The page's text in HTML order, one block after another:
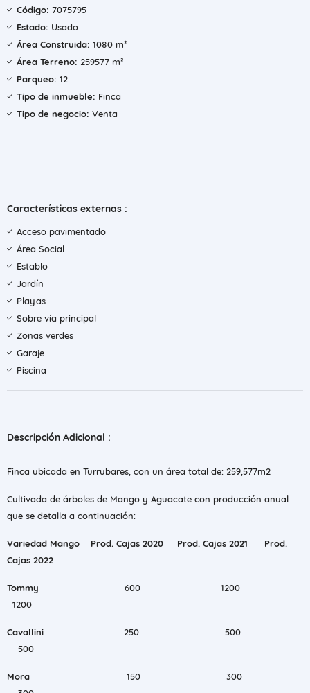
Código: 7075795
Estado: Usado
Área Construida: 1080 m²
Área Terreno: 259577 m²
Parqueo: 12
Tipo de inmueble: Finca
Tipo de negocio: Venta
Características externas :
Acceso pavimentado
Área Social
Establo
Jardín
Playas
Sobre vía principal
Zonas verdes
Garaje
Piscina
Descripción Adicional :
Finca ubicada en Turrubares, con un área total de: 259,577m2
Cultivada de árboles de Mango y Aguacate con producción anual
que se detalla a continuación:
Variedad Mango Prod. Cajas 2020 Prod. Cajas 2021 Prod.
Cajas 2022
Tommy
600 1200
1200
Cavallini 250 500
500
Mora
150 300